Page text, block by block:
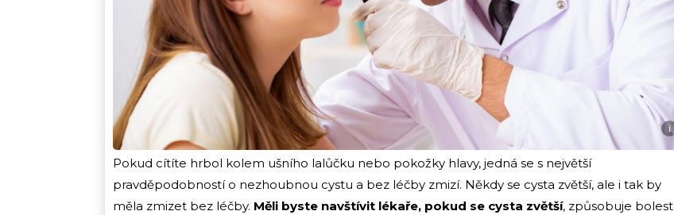
i
Pokud cítíte hrbol kolem ušního lalůčku nebo pokožky hlavy, jedná se s největší
pravděpodobností o nezhoubnou cystu a bez léčby zmizí. Někdy se cysta zvětší, ale i tak by
měla zmizet bez léčby. Měli byste navštívit lékaře, pokud se cysta zvětší, způsobuje bolest